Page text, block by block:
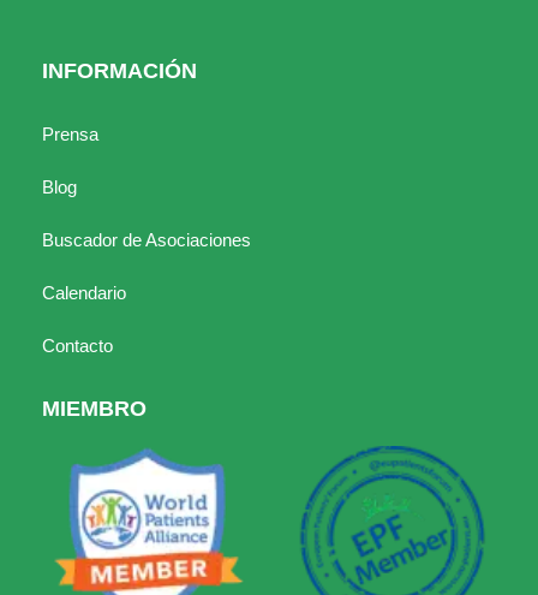
INFORMACIÓN
Prensa
Blog
Buscador de Asociaciones
Calendario
Contacto
MIEMBRO